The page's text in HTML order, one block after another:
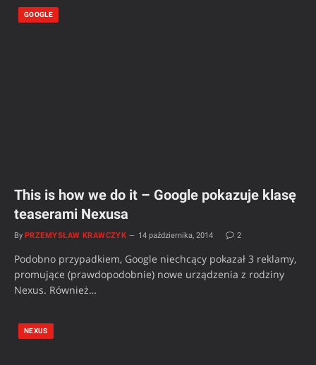
GOOGLE
This is how we do it – Google pokazuje klasę
teaserami Nexusa
By PRZEMYSŁAW KRAWCZYK 14 października, 2014 2
Podobno przypadkiem, Google niechcący pokazał 3 reklamy,
promujące (prawdopodobnie) nowe urządzenia z rodziny
Nexus. Również…
NEXUS